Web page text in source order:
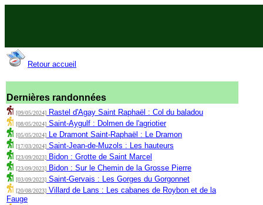
Retour accueil
Dernières randonnées
[09/05/2024] Rastel d'Agay Saint Raphaël : Col du baladou
[08/05/2024] Saint-Aygulf : Dolmen de l'agriotier
[05/05/2024] Le Dramont Saint-Raphaël : Le Dramon
[17/03/2024] Saint-Jean-de-Muzols : Les hauteurs
[23/09/2023] Bidon : Grotte de Saint Marcel
[23/09/2023] Bidon : Sur le Chemin de la Grosse Pierre
[03/09/2023] Saint-Gervais : Les Gorges du Gorgonnet
[20/08/2023] Villard de Lans : Les cabanes de Roybon et de la
Fauge